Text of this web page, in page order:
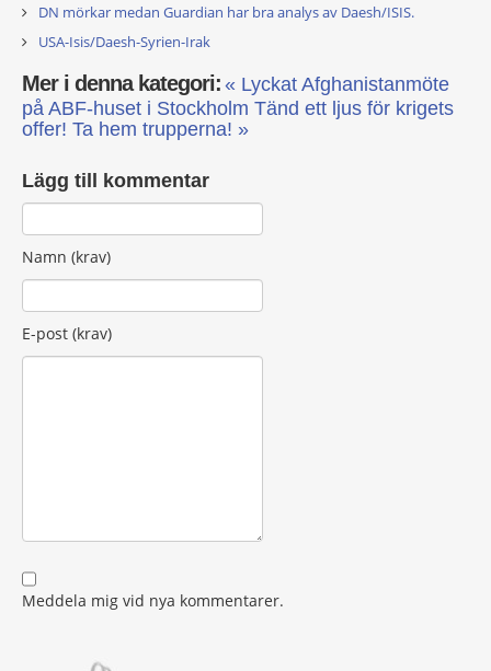
DN mörkar medan Guardian har bra analys av Daesh/ISIS.
USA-Isis/Daesh-Syrien-Irak
Mer i denna kategori: « Lyckat Afghanistanmöte
på ABF-huset i Stockholm Tänd ett ljus för krigets
offer! Ta hem trupperna! »
Lägg till kommentar
Namn (krav)
E-post (krav)
Meddela mig vid nya kommentarer.